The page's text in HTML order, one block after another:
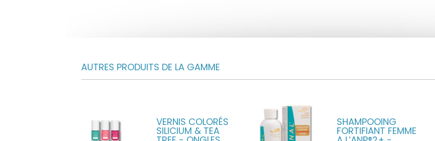
AUTRES PRODUITS DE LA GAMME
VERNIS COLORÉS
SILICIUM & TEA
SHAMPOOING
FORTIFIANT FEMME